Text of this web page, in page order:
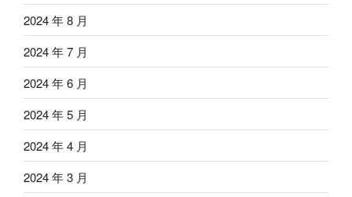
2024 年 8 月
2024 年 7 月
2024 年 6 月
2024 年 5 月
2024 年 4 月
2024 年 3 月